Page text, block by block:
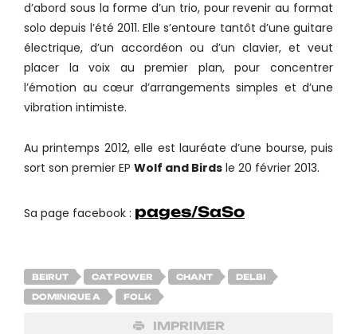
d’abord sous la forme d’un trio, pour revenir au format
solo depuis l’été 2011. Elle s’entoure tantôt d’une guitare
électrique, d’un accordéon ou d’un clavier, et veut
placer la voix au premier plan, pour concentrer
l’émotion au cœur d’arrangements simples et d’une
vibration intimiste.
Au printemps 2012, elle est lauréate d’une bourse, puis
sort son premier EP Wolf and Birds le 20 février 2013.
Sa page facebook : pages/SaSo
BEIRUT CAT POWER CHANT DELBI
DOMINIQUE A FOLK
IMPRIMER